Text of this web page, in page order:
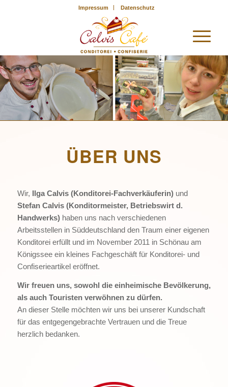
Impressum Datenschutz
ÜBER UNS
Wir, Ilga Calvis (Konditorei-Fachverkäuferin)und
Stefan Calvis (Konditormeister, Betriebswirt d.
Handwerks)haben uns nach verschiedenen
Arbeitsstellen in Süddeutschland den Traum einer eigenen
Konditorei erfüllt und im November 2011 in Schönau am
Königssee ein kleines Fachgeschäft für Konditorei- und
Confiserieartikel eröffnet.
Wir freuen uns, sowohl die einheimische Bevölkerung,
als auch Touristen verwöhnen zu dürfen.
An dieser Stelle möchten wir uns bei unserer Kundschaft
für das entgegengebrachte Vertrauen und die Treue
herzlich bedanken.